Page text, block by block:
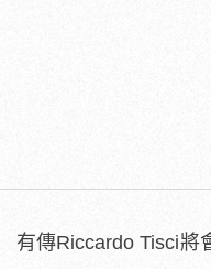
有傳Riccardo Tisci將